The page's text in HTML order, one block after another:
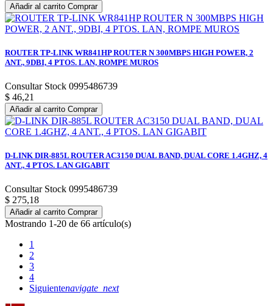
Añadir al carrito Comprar
ROUTER TP-LINK WR841HP ROUTER N 300MBPS HIGH POWER, 2
ANT., 9DBI, 4 PTOS. LAN, ROMPE MUROS
Consultar Stock 0995486739
$ 46,21
Añadir al carrito Comprar
D-LINK DIR-885L ROUTER AC3150 DUAL BAND, DUAL CORE 1.4GHZ, 4
ANT., 4 PTOS. LAN GIGABIT
Consultar Stock 0995486739
$ 275,18
Añadir al carrito Comprar
Mostrando 1-20 de 66 artículo(s)
1
2
3
4
Siguientenavigate_next